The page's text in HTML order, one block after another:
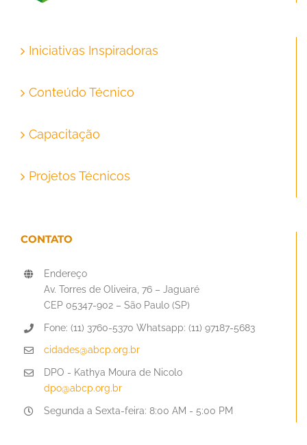
Iniciativas Inspiradoras
Conteúdo Técnico
Capacitação
Projetos Técnicos
CONTATO
Endereço
Av. Torres de Oliveira, 76 – Jaguaré
CEP 05347-902 – São Paulo (SP)
Fone: (11) 3760-5370 Whatsapp: (11) 97187-5683
cidades@abcp.org.br
DPO - Kathya Moura de Nicolo
dpo@abcp.org.br
Segunda a Sexta-feira: 8:00 AM - 5:00 PM